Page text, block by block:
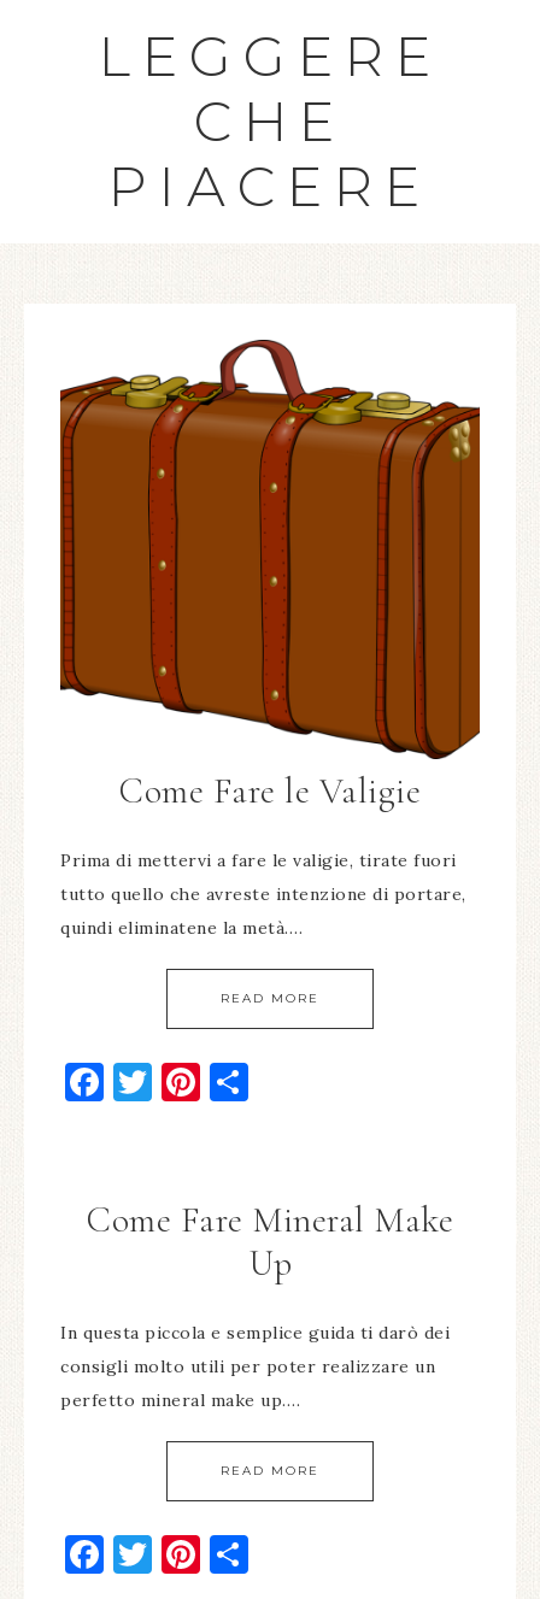
LEGGERE
CHE
PIACERE
Come Fare le Valigie
Prima di mettervi a fare le valigie, tirate fuori
tutto quello che avreste intenzione di portare,
quindi eliminatene la metà….
READ MORE
Facebook
Twitter
Pinterest
Come Fare Mineral Make
Up
In questa piccola e semplice guida ti darò dei
consigli molto utili per poter realizzare un
perfetto mineral make up….
READ MORE
Facebook
Twitter
Pinterest